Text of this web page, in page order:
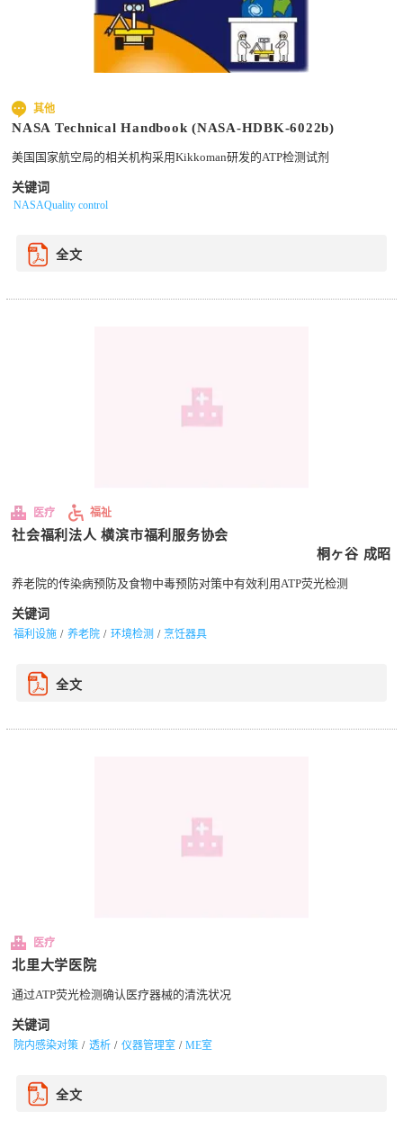
其他
NASA Technical Handbook (NASA-HDBK-6022b)
美国国家航空局的相关机构采用Kikkoman研发的ATP检测试剂
关键词
NASAQuality control
全文
医疗 福祉
社会福利法人 横滨市福利服务协会
桐ヶ谷 成昭
养老院的传染病预防及食物中毒预防对策中有效利用ATP荧光检测
关键词
福利设施 养老院 环境检测 烹饪器具
全文
医疗
北里大学医院
通过ATP荧光检测确认医疗器械的清洗状况
关键词
院内感染对策 透析 仪器管理室 ME室
全文